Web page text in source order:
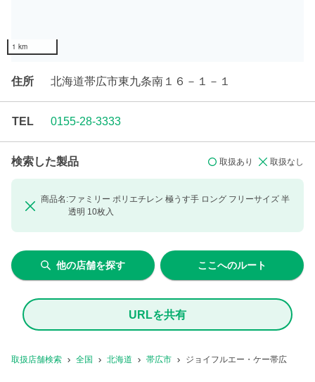
取扱店舗検索 全国 北海道 帯広市 ジョイフルエー・ケー帯広
住所 北海道帯広市東九条南１６－１－１
TEL 0155-28-3333
検索した製品 取扱あり 取扱なし
商品名:ファミリー ポリエチレン 極うす手 ロング フリーサイズ 半
透明 10枚入
他の店舗を探す ここへのルート
URLを共有
1 km